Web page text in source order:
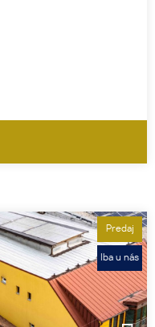
Predaj
Iba u nás